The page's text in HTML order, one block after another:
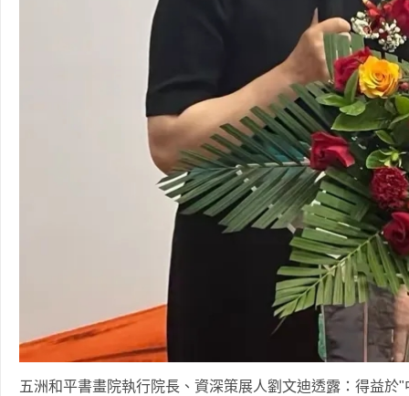
五洲和平書畫院執行院長、資深策展人劉文迪透露：得益於